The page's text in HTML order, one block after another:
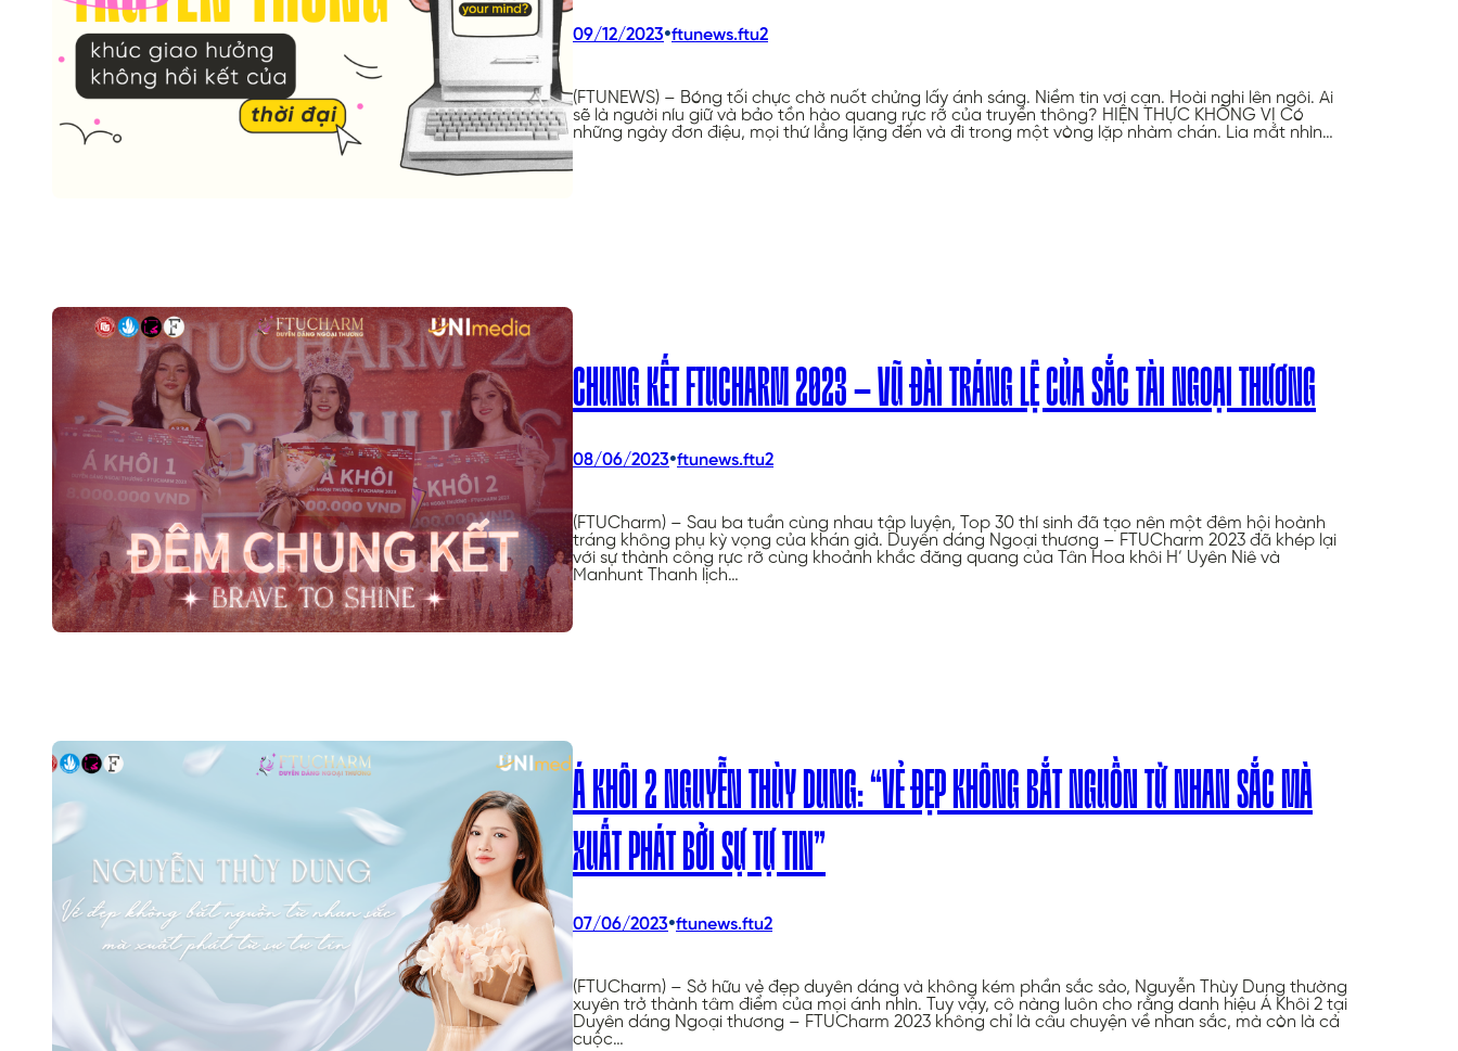
09/12/2023•ftunews.ftu2
(FTUNEWS) – Bóng tối chực chờ nuốt chửng lấy ánh sáng. Niềm tin vơi cạn. Hoài nghi lên ngôi. Ai
sẽ là người níu giữ và bảo tồn hào quang rực rỡ của truyền thông? HIỆN THỰC KHÔNG VỊ Có
những ngày đơn điệu, mọi thứ lẳng lặng đến và đi trong một vòng lặp nhàm chán. Lia mắt nhìn…
CHUNG KẾT FTUCHARM 2023 – VŨ ĐÀI TRÁNG LỆ CỦA SẮC TÀI NGOẠI THƯƠNG
08/06/2023•ftunews.ftu2
(FTUCharm) – Sau ba tuần cùng nhau tập luyện, Top 30 thí sinh đã tạo nên một đêm hội hoành
tráng không phụ kỳ vọng của khán giả. Duyên dáng Ngoại thương – FTUCharm 2023 đã khép lại
với sự thành công rực rỡ cùng khoảnh khắc đăng quang của Tân Hoa khôi H’ Uyên Niê và
Manhunt Thanh lịch…
Á KHÔI 2 NGUYỄN THÙY DUNG: “VẺ ĐẸP KHÔNG BẮT NGUỒN TỪ NHAN SẮC MÀ
XUẤT PHÁT BỞI SỰ TỰ TIN”
07/06/2023•ftunews.ftu2
(FTUCharm) – Sở hữu vẻ đẹp duyên dáng và không kém phần sắc sảo, Nguyễn Thùy Dung thường
xuyên trở thành tâm điểm của mọi ánh nhìn. Tuy vậy, cô nàng luôn cho rằng danh hiệu Á Khôi 2 tại
Duyên dáng Ngoại thương – FTUCharm 2023 không chỉ là câu chuyện về nhan sắc, mà còn là cả
cuộc…